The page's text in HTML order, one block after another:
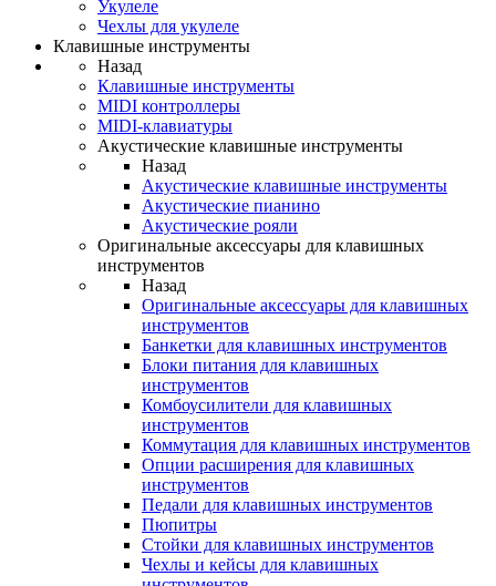
Укулеле
Чехлы для укулеле
Клавишные инструменты
Назад
Клавишные инструменты
MIDI контроллеры
MIDI-клавиатуры
Акустические клавишные инструменты
Назад
Акустические клавишные инструменты
Акустические пианино
Акустические рояли
Оригинальные аксессуары для клавишных
инструментов
Назад
Оригинальные аксессуары для клавишных
инструментов
Банкетки для клавишных инструментов
Блоки питания для клавишных
инструментов
Комбоусилители для клавишных
инструментов
Коммутация для клавишных инструментов
Опции расширения для клавишных
инструментов
Педали для клавишных инструментов
Пюпитры
Стойки для клавишных инструментов
Чехлы и кейсы для клавишных